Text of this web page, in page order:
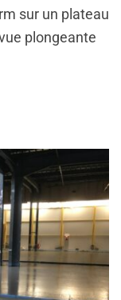
sur un plateau
plongeante